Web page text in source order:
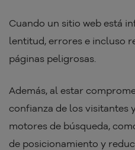
Cuando un sitio web está
lentitud, errores e incluso
páginas peligrosas.
Además, al estar
confianza de los visitantes
motores de búsqueda,
de posicionamiento y